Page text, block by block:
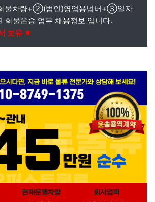
물차량+②(법인)영업용넘버+③일자
화물운송 업무 채용정보 입니다.
보유 ★